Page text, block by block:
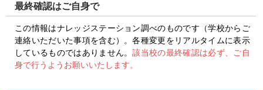
最終確認はご自身で
この情報はナレッジステーション調べのものです（学校からご
連絡いただいた事項を含む）。各種変更をリアルタイムに表示
しているものではありません。該当校の最終確認は必ず、ご自
身で行うようお願いいたします。